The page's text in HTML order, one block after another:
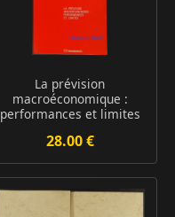
La prévision
macroéconomique :
performances et limites
28.00 €